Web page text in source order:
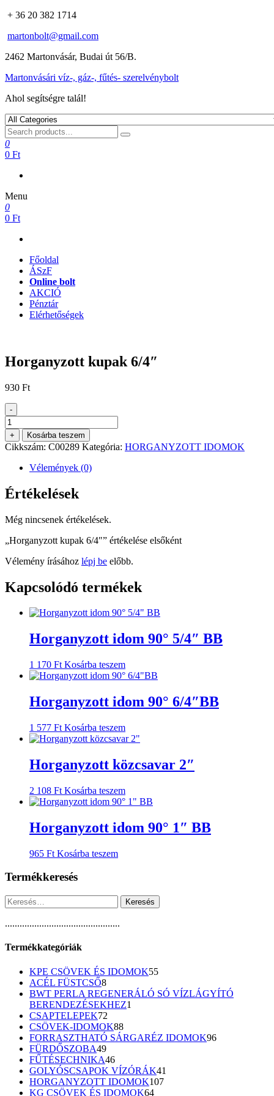
+ 36 20 382 1714
martonbolt@gmail.com
2462 Martonvásár, Budai út 56/B.
Martonvásári víz-, gáz-, fűtés- szerelvénybolt
Ahol segítségre talál!
0
0 Ft
Menu
0
0 Ft
Főoldal
ÁSzF
Online bolt
AKCIÓ
Pénztár
Elérhetőségek
Horganyzott kupak 6/4″
930 Ft
-
Horganyzott
kupak
6/4"
mennyiség
+ Kosárba teszem
Cikkszám: C00289 Kategória: HORGANYZOTT IDOMOK
Vélemények (0)
Értékelések
Még nincsenek értékelések.
„Horganyzott kupak 6/4″” értékelése elsőként
Vélemény írásához lépj be előbb.
Kapcsolódó termékek
Horganyzott idom 90° 5/4″ BB
1 170 Ft Kosárba teszem
Horganyzott idom 90° 6/4″BB
1 577 Ft Kosárba teszem
Horganyzott közcsavar 2″
2 108 Ft Kosárba teszem
Horganyzott idom 90° 1″ BB
965 Ft Kosárba teszem
Termékkeresés
Keresés:
...............................................
Termékkategóriák
KPE CSÖVEK ÉS IDOMOK5555
ACÉL FÜSTCSŐ88
termék
BWT PERLA REGENERÁLÓ SÓ VÍZLÁGYÍTÓ
BERENDEZÉSEKHEZ1
CSAPTELEPEK72
termék
CSÖVEK-IDOMOK8888
termék
FORRASZTHATÓ SÁRGARÉZ IDOMOK9696
FÜRDŐSZOBA4949
termék
FŰTÉSECHNIKA4646
termék
GOLYÓSCSAPOK VÍZÓRÁK41
HORGANYZOTT IDOMOK107107
KG CSÖVEK ÉS IDOMOK6464